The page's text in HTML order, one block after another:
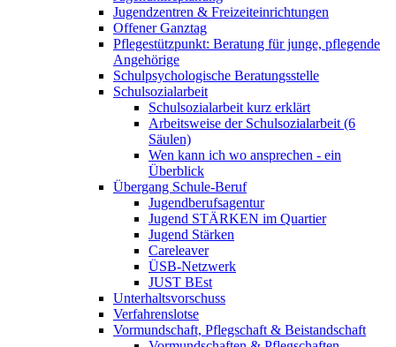
Jugendzentren & Freizeiteinrichtungen
Offener Ganztag
Pflegestützpunkt: Beratung für junge, pflegende
Angehörige
Schulpsychologische Beratungsstelle
Schulsozialarbeit
Schulsozialarbeit kurz erklärt
Arbeitsweise der Schulsozialarbeit (6
Säulen)
Wen kann ich wo ansprechen - ein
Überblick
Übergang Schule-Beruf
Jugendberufsagentur
Jugend STÄRKEN im Quartier
Jugend Stärken
Careleaver
ÜSB-Netzwerk
JUST BEst
Unterhaltsvorschuss
Verfahrenslotse
Vormundschaft, Pflegschaft & Beistandschaft